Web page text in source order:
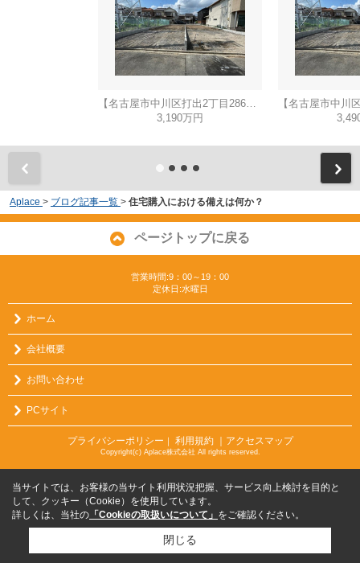
3,190万円
Aplace > ブログ記事一覧 > 住宅購入における備えは何か？
ページトップに戻る
営業時間:9：00～19：00
定休日:水曜日
ホーム
会社概要
お問い合わせ
PCサイト
プライバシーポリシー ｜ 利用規約 ｜アクセスマップ
Copyright(c) Aplace株式会社 All rights reserved.
当サイトでは、お客様の当サイト利用状況把握、サービス向上検討を目的と
して、クッキー（Cookie）を使用しています。
詳しくは、当社の 「Cookieの取扱いについて」 をご確認ください。
閉じる